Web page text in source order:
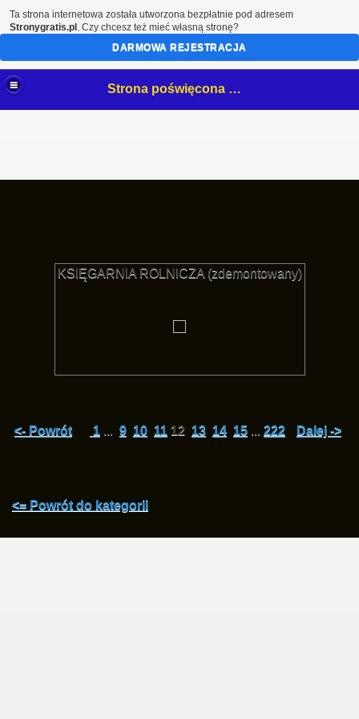
Strona poświęcona mojemu hobby- białostockim NeOnOm.
KSIĘGARNIA ROLNICZA (zdemontowany)
<- Powrót 1 ... 9 10 11 12 13 14 15 ... 222 Dalej ->
<= Powrót do kategorii
Ta strona internetowa została utworzona bezpłatnie pod adresem
Stronygratis.pl . Czy chcesz też mieć własną stronę?
DARMOWA REJESTRACJA